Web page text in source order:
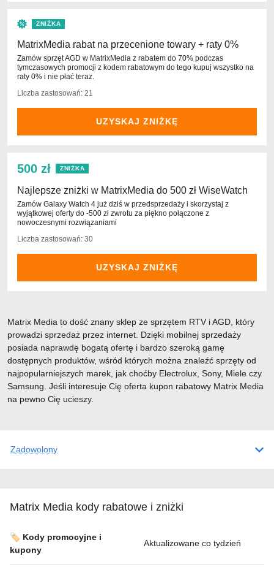
ZNIŻKA
MatrixMedia rabat na przecenione towary + raty 0%
Zamów sprzęt AGD w MatrixMedia z rabatem do 70% podczas
tymczasowych promocji z kodem rabatowym do tego kupuj wszystko na
raty 0% i nie płać teraz.
Liczba zastosowań: 21
UZYSKAJ ZNIŻKĘ
500 zł ZNIŻKA
Najlepsze zniżki w MatrixMedia do 500 zł WiseWatch
Zamów Galaxy Watch 4 już dziś w przedsprzedaży i skorzystaj z
wyjątkowej oferty do -500 zł zwrotu za piękno połączone z
nowoczesnymi rozwiązaniami
Liczba zastosowań: 30
UZYSKAJ ZNIŻKĘ
Zadowolony
Matrix Media kody rabatowe i zniżki
🏷️ Kody promocyjne i
kupony
Aktualizowane co tydzień
Matrix Media to dość znany sklep ze sprzętem RTV i AGD, który
prowadzi sprzedaż przez internet. Dzięki mobilnej sprzedaży
posiada naprawdę bogatą ofertę i bardzo szeroką gamę
dostępnych produktów, wśród których można znaleźć sprzęty od
najpopularniejszych marek, jak choćby Electrolux, Sony, Miele czy
Samsung. Jeśli interesuje Cię oferta kupon rabatowy Matrix Media
na pewno Cię ucieszy.